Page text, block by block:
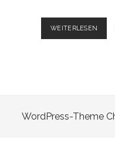
WEITERLESEN
ALS
WordPress-Theme